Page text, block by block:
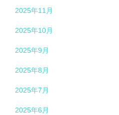
2025年11月
2025年10月
2025年9月
2025年8月
2025年7月
2025年6月